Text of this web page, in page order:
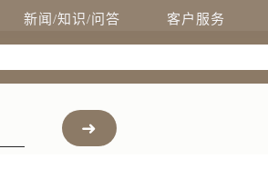
新闻/知识/问答 客户服务